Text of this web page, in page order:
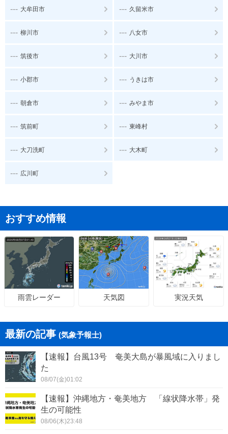
--- 大牟田市 --- 久留米市
--- 柳川市 --- 八女市
--- 筑後市 --- 大川市
--- 小郡市 --- うきは市
--- 朝倉市 --- みやま市
--- 筑前町 --- 東峰村
--- 大刀洗町 --- 大木町
--- 広川町
おすすめ情報
雨雲レーダー 天気図 実況天気
最新の記事 (気象予報士)
【速報】台風13号 奄美大島が暴風域に入りまし
た
08/07(金)01:02
【速報】沖縄地方・奄美地方 「線状降水帯」発
生の可能性
08/06(木)23:48